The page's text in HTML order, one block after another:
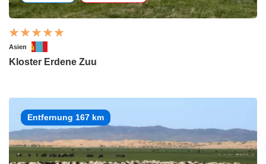
Asien
Kloster Erdene Zuu
Entfernung 167 km